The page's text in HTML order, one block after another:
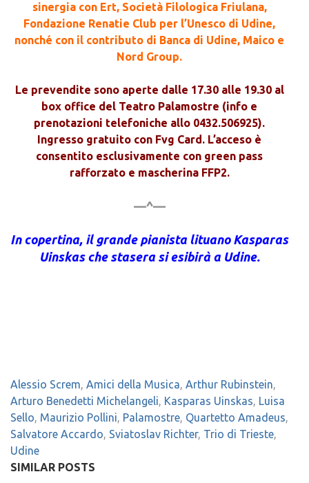
sinergia con Ert, Società Filologica Friulana,
Fondazione Renatie Club per l’Unesco di Udine,
nonché con il contributo di Banca di Udine, Maico e
Nord Group.
Le prevendite sono aperte dalle 17.30 alle 19.30 al
box office del Teatro Palamostre (info e
prenotazioni telefoniche allo 0432.506925).
Ingresso gratuito con Fvg Card. L’acceso è
consentito esclusivamente con green pass
rafforzato e mascherina FFP2.
—^—
In copertina, il grande pianista lituano Kasparas
Uinskas che stasera si esibirà a Udine.
Alessio Screm, Amici della Musica, Arthur Rubinstein,
Arturo Benedetti Michelangeli, Kasparas Uinskas, Luisa
Sello, Maurizio Pollini, Palamostre, Quartetto Amadeus,
Salvatore Accardo, Sviatoslav Richter, Trio di Trieste,
Udine
SIMILAR POSTS